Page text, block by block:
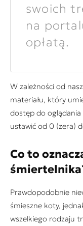
swoich
na
opłatą.
W zależności od
materiału, który
dostęp do oglądania
ustawić od 0 (zera)
Co to
Prawdopodobnie
śmieszne koty,
wszelkiego rodzaju